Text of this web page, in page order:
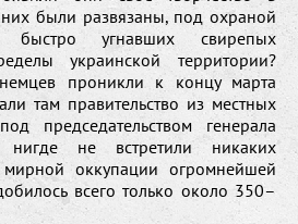
были развязаны, под охраной
быстро угнавших свирепых
украинской территории?
проникли к концу марта
там правительство из местных
председательством генерала
нигде не встретили никаких
оккупации огромнейшей
всего только около 350–